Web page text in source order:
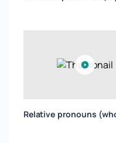
Relative pronouns